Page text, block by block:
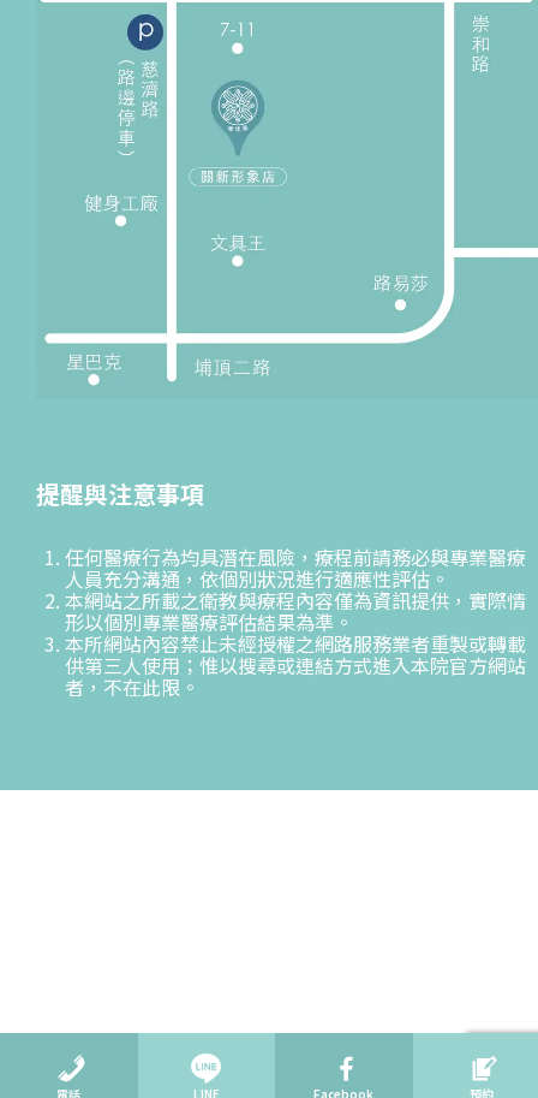
提醒與注意事項
任何醫療行為均具潛在風險，療程前請務必與專業醫療
人員充分溝通，依個別狀況進行適應性評估。
本網站之所載之衛教與療程內容僅為資訊提供，實際情
形以個別專業醫療評估結果為準。
本所網站內容禁止未經授權之網路服務業者重製或轉載
供第三人使用；惟以搜尋或連結方式進入本院官方網站
者，不在此限。
電話 LINE Facebook 預約